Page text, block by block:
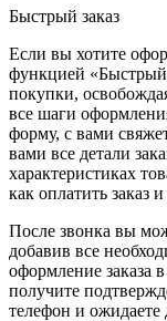
Быстрый заказ
Если вы хотите
функцией «Быстрый
покупки,
все шаги
форму, с вами
вами все детали
характеристиках
как оплатить заказ
После звонка вы
добавив все
оформление заказа
получите
телефон и ожидаете